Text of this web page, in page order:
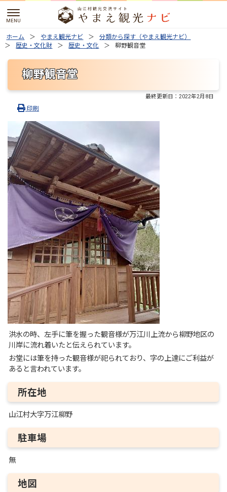
ホーム やまえ観光ナビ
分類から探す（やまえ観光ナビ）
歴史・文化財
歴史・文化 柳野観音堂
柳野観音堂
最終更新日：2022年2月8日
印刷
洪水の時、左手に筆を握った観音様が万江川上流から柳野地区の
川岸に流れ着いたと伝えられています。
お堂には筆を持った観音様が祀られており、字の上達にご利益が
あると言われています。
所在地
山江村大字万江柳野
駐車場
無
地図